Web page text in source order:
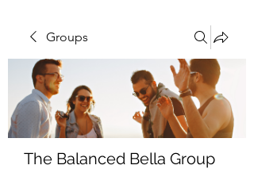
Groups
The Balanced Bella Group